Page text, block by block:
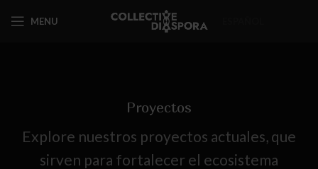
MENU
Proyectos
Explore nuestros proyectos actuales, que
sirven para fortalecer el ecosistema